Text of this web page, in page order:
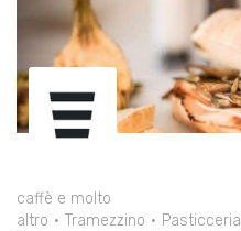
caffè e molto
altro
Tramezzino Pasticceria